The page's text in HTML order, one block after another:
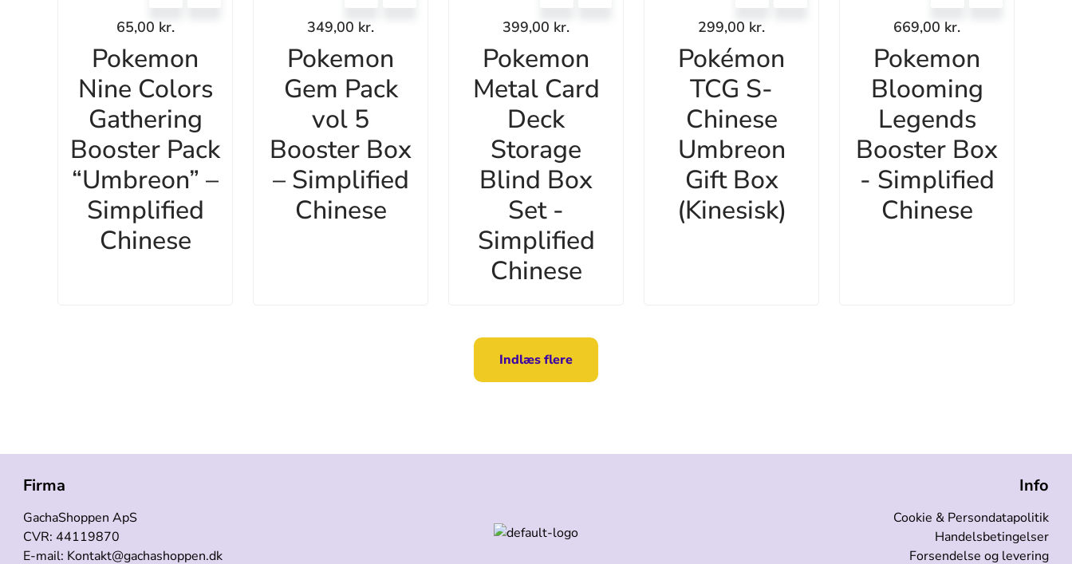
65,00 kr.
Pokemon
Nine Colors
Gathering
Booster Pack
“Umbreon” –
Simplified
Chinese
349,00 kr.
Pokemon
Gem Pack
vol 5
Booster Box
– Simplified
Chinese
399,00 kr.
Pokemon
Metal Card
Deck
Storage
Blind Box
Set -
Simplified
Chinese
299,00 kr.
Pokémon
TCG S-
Chinese
Umbreon
Gift Box
(Kinesisk)
669,00 kr.
Pokemon
Blooming
Legends
Booster Box
- Simplified
Chinese
Indlæs flere
Firma
GachaShoppen ApS
CVR: 44119870
E-mail: Kontakt@gachashoppen.dk
Info
Cookie & Persondatapolitik
Handelsbetingelser
Forsendelse og levering